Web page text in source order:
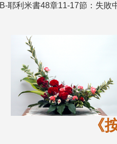
B-耶利米書48章11-17節：失敗
《